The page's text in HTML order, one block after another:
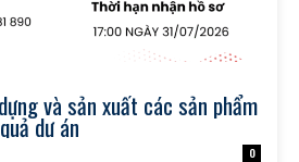
và sản xuất các sản phẩm
dự án
0